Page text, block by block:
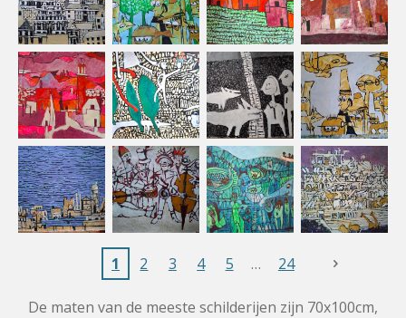
1 2 3 4 5 24
De maten van de meeste schilderijen zijn 70x100cm,